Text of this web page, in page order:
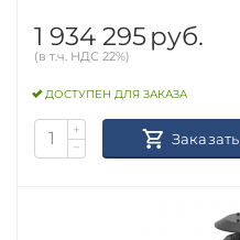
1 934 295 руб.
(в т.ч. НДС 22%)
ДОСТУПЕН ДЛЯ ЗАКАЗА
+
−
Заказать